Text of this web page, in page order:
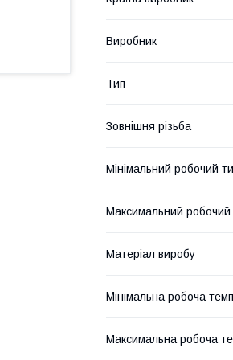
Виробник
Тип
Зовнішня різьба
Мінімальний робочий
Максимальний робочий
Матеріал виробу
Мінімальна робоча
Максимальна робоча